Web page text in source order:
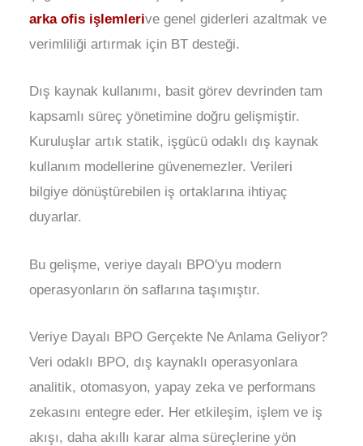
arka ofis işlemlerive genel giderleri azaltmak ve
verimliliği artırmak için BT desteği.
Dış kaynak kullanımı, basit görev devrinden tam
kapsamlı süreç yönetimine doğru gelişmiştir.
Kuruluşlar artık statik, işgücü odaklı dış kaynak
kullanım modellerine güvenemezler. Verileri
bilgiye dönüştürebilen iş ortaklarına ihtiyaç
duyarlar.
Bu gelişme, veriye dayalı BPO'yu modern
operasyonların ön saflarına taşımıştır.
Veriye Dayalı BPO Gerçekte Ne Anlama Geliyor?
Veri odaklı BPO, dış kaynaklı operasyonlara
analitik, otomasyon, yapay zeka ve performans
zekasını entegre eder. Her etkileşim, işlem ve iş
akışı, daha akıllı karar alma süreçlerine yön